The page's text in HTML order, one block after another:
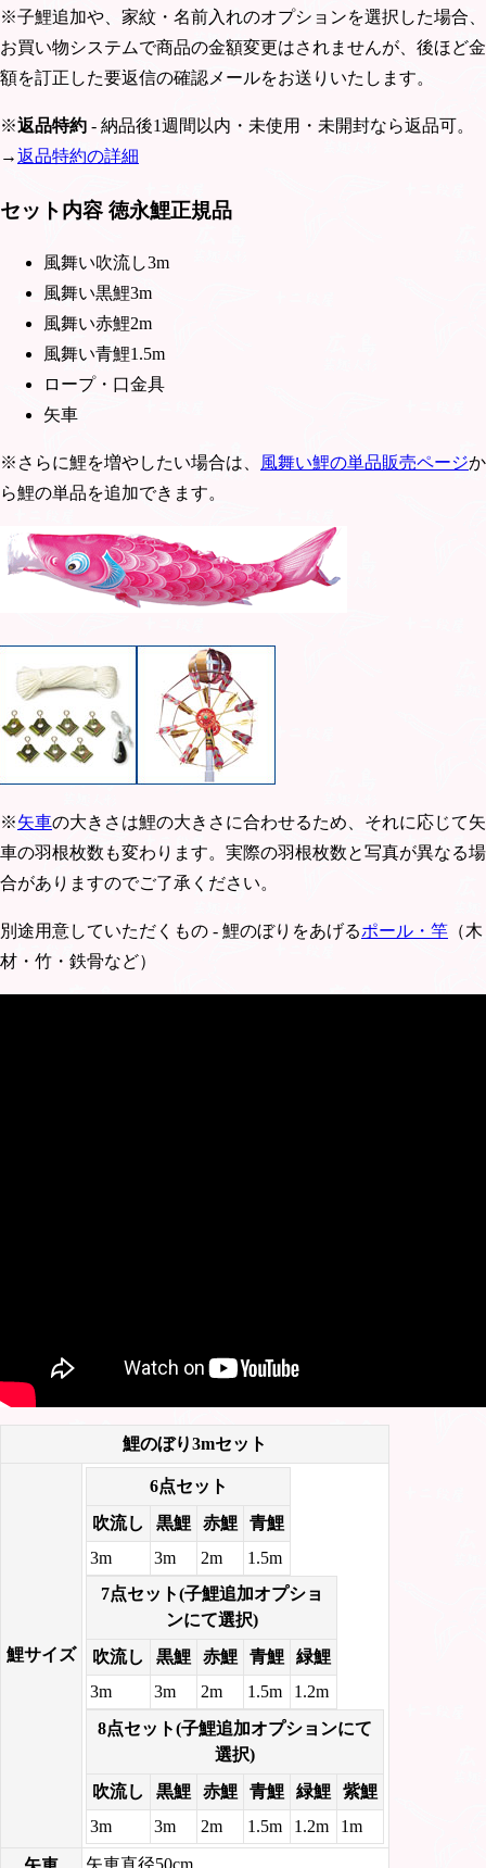
※子鯉追加や、家紋・名前入れのオプションを選択した場合、
お買い物システムで商品の金額変更はされませんが、後ほど金
額を訂正した要返信の確認メールをお送りいたします。
※返品特約 - 納品後1週間以内・未使用・未開封なら返品可。
→返品特約の詳細
セット内容 徳永鯉正規品
風舞い吹流し3m
風舞い黒鯉3m
風舞い赤鯉2m
風舞い青鯉1.5m
ロープ・口金具
矢車
※さらに鯉を増やしたい場合は、 風舞い鯉の単品販売ページか
ら鯉の単品を追加できます。
※矢車の大きさは鯉の大きさに合わせるため、それに応じて矢
車の羽根枚数も変わります。実際の羽根枚数と写真が異なる場
合がありますのでご了承ください。
別途用意していただくもの - 鯉のぼりをあげるポール・竿 （木
材・竹・鉄骨など）
鯉のぼり3mセット
鯉サイズ
6点セット
吹流し
黒鯉 赤鯉
青鯉
3m
3m 2m
1.5m
7点セット(子鯉追加オプショ
ンにて選択)
吹流し
黒鯉 赤鯉 青鯉
緑鯉
3m
3m 2m 1.5m
1.2m
8点セット(子鯉追加オプションにて
選択)
吹流し
黒鯉 赤鯉 青鯉 緑鯉
紫鯉
3m
3m 2m 1.5m 1.2m 1m
矢車直径50cm